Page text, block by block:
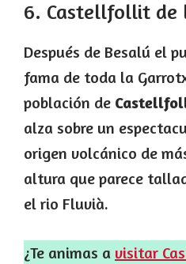
6. Castellfollit de
Después de Besalú el
fama de toda la
población de
alza sobre un
origen volcánico de
altura que parece
el rio Fluvià.
¿Te animas a visitar